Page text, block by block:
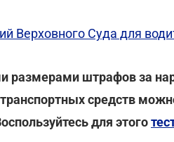
Верховного Суда для
размерами штрафов за
средств
для этого